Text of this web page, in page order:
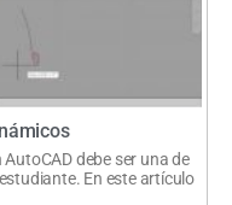
debe ser una de
En este artículo